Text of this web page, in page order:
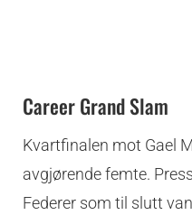
Career Grand Slam
Kvartfinalen mot Gael
avgjørende femte.
Federer som til slutt